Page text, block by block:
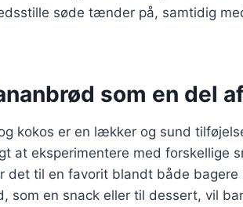
søde tænder på, samtidig
som en del
kokos er en lækker og sund
at eksperimentere med forskellige
det til en favorit blandt både bagere
som en snack eller til dessert, vil